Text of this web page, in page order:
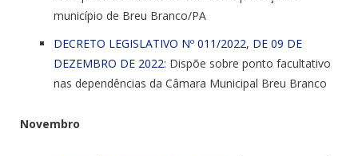
município de Breu Branco/PA
DECRETO LEGISLATIVO Nº 011/2022, DE 09 DE
DEZEMBRO DE 2022: Dispõe sobre ponto facultativo
nas dependências da Câmara Municipal Breu Branco
Novembro